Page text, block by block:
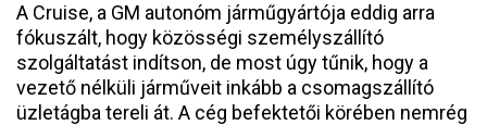
A Cruise, a GM autonóm járműgyártója eddig arra
fókuszált, hogy közösségi személyszállító
szolgáltatást indítson, de most úgy tűnik, hogy a
vezető nélküli járműveit inkább a csomagszállító
üzletágba tereli át. A cég befektetői körében nemrég